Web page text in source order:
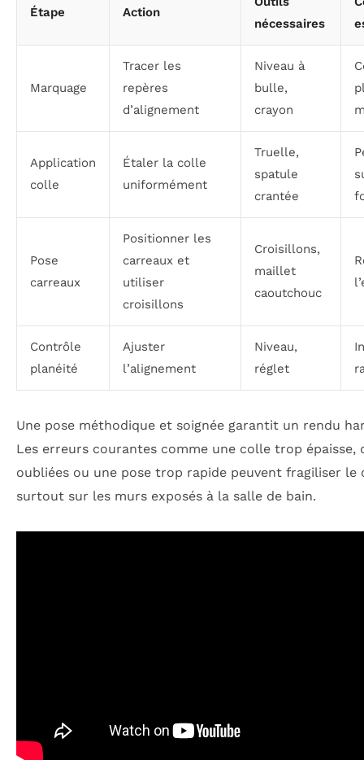
Étape Action
nécessaires
Marquage
Tracer les
repères
d’alignement
Niveau à
bulle,
crayon
Application
colle
Étaler la colle
uniformément
Truelle,
spatule
crantée
Pose
carreaux
Positionner les
carreaux et
utiliser
croisillons
Croisillons,
maillet
caoutchouc
Contrôle
planéité
Ajuster
l’alignement
Niveau,
réglet
Une pose méthodique et soignée garantit un rendu
Les erreurs courantes comme une colle trop épaisse,
oubliées ou une pose trop rapide peuvent fragiliser le
surtout sur les murs exposés à la salle de bain.